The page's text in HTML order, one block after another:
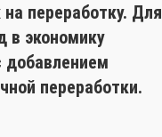
переработку. Для
в экономику
добавлением
переработки.